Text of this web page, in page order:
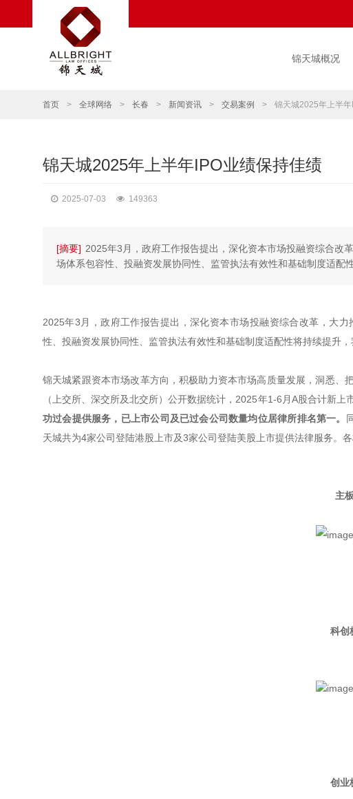
锦天城概况
首页 > 全球网络 > 长春 > 新闻资讯 > 交易案例 > 锦天城2025年上半
锦天城2025年上半年IPO业绩保持佳绩
2025-07-03 149363
[摘要] 2025年3月，政府工作报告提出，深化资本市场投融资综合改
场体系包容性、投融资发展协同性、监管执法有效性和基础制度适配
2025年3月，政府工作报告提出，深化资本市场投融资综合改革，大
性、投融资发展协同性、监管执法有效性和基础制度适配性将持续提升
锦天城紧跟资本市场改革方向，积极助力资本市场高质量发展，洞悉
（上交所、深交所及北交所）公开数据统计，2025年1-6月A股合计新上
功过会提供服务，已上市公司及已过会公司数量均位居律所排名第一。
天城共为4家公司登陆港股上市及3家公司登陆美股上市提供法律服务。
主板
科创
创业